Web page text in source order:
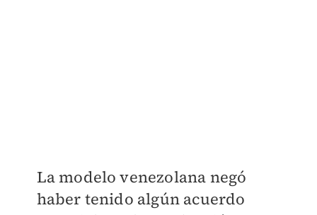
La modelo venezolana negó
haber tenido algún acuerdo